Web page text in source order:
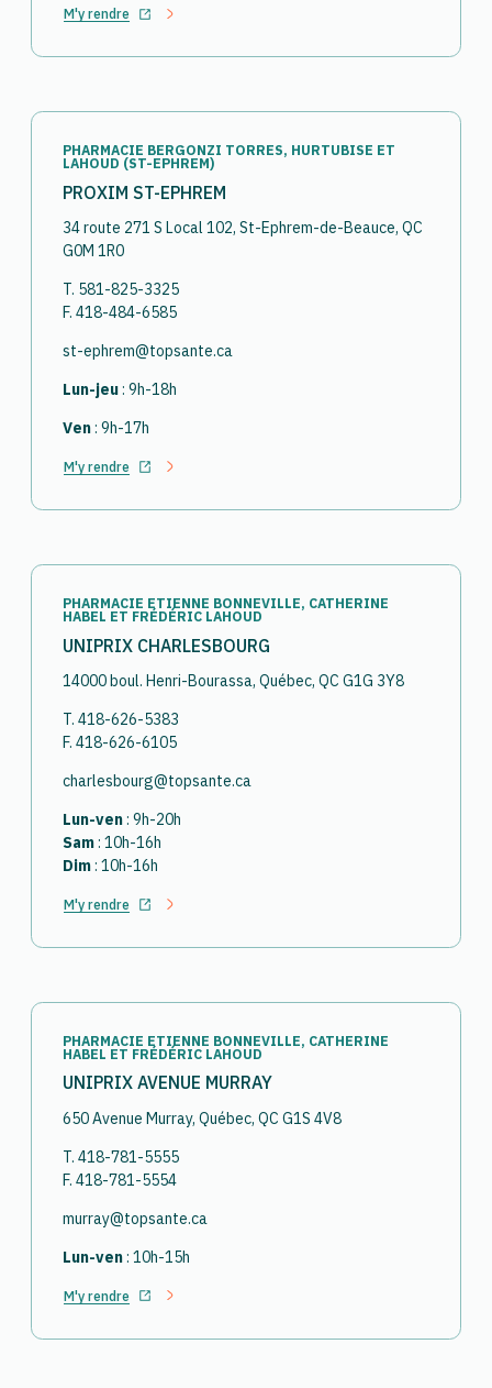
M'y rendreOuvrir dans un nouvel onglet
PHARMACIE BERGONZI TORRES, HURTUBISE ET
LAHOUD (ST-EPHREM)
PROXIM ST-EPHREM
34 route 271 S Local 102, St-Ephrem-de-Beauce, QC
G0M 1R0
T. 581-825-3325
F. 418-484-6585
st-ephrem@topsante.ca
Lun-jeu: 9h-18h
Ven: 9h-17h
M'y rendreOuvrir dans un nouvel onglet
PHARMACIE ETIENNE BONNEVILLE, CATHERINE
HABEL ET FRÉDÉRIC LAHOUD
UNIPRIX CHARLESBOURG
14000 boul. Henri-Bourassa, Québec, QC G1G 3Y8
T. 418-626-5383
F. 418-626-6105
charlesbourg@topsante.ca
Lun-ven: 9h-20h
Sam: 10h-16h
Dim: 10h-16h
M'y rendreOuvrir dans un nouvel onglet
PHARMACIE ETIENNE BONNEVILLE, CATHERINE
HABEL ET FRÉDÉRIC LAHOUD
UNIPRIX AVENUE MURRAY
650 Avenue Murray, Québec, QC G1S 4V8
T. 418-781-5555
F. 418-781-5554
murray@topsante.ca
Lun-ven: 10h-15h
M'y rendreOuvrir dans un nouvel onglet